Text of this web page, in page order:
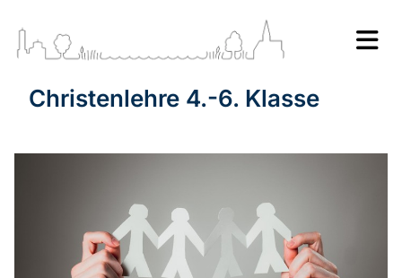
Christenlehre 4.-6. Klasse